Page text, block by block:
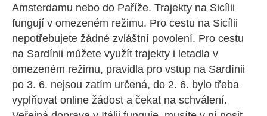
Amsterdamu nebo do Paříže. Trajekty na Sicílii
fungují v omezeném režimu. Pro cestu na Sicílii
nepotřebujete žádné zvláštní povolení. Pro cestu
na Sardínii můžete využít trajekty i letadla v
omezeném režimu, pravidla pro vstup na Sardínii
po 3. 6. nejsou zatím určená, do 2. 6. bylo třeba
vyplňovat online žádost a čekat na schválení.